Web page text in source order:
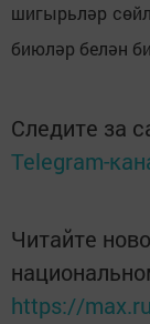
шигырьләр
биюләр белән
Следите за
Telegram-
Читайте
https://